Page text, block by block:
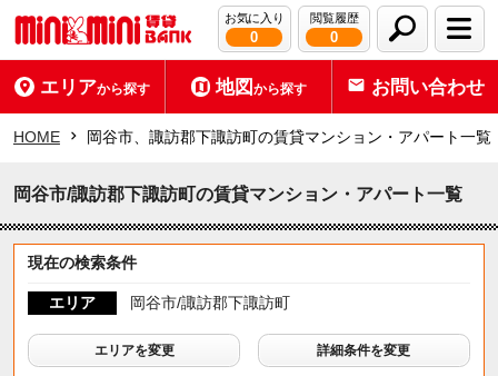
お気に入り
0
閲覧履歴
0
エリアから探す 地図から探す お問い合わせ
HOME 岡谷市、諏訪郡下諏訪町の賃貸マンション・アパート一覧
岡谷市/諏訪郡下諏訪町の賃貸マンション・アパート一覧
現在の検索条件
エリア 岡谷市/諏訪郡下諏訪町
エリアを変更 詳細条件を変更